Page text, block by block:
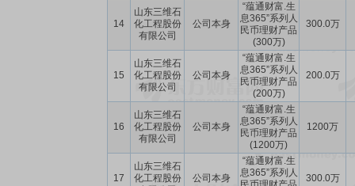
14
山东三维石
化工程股份
有限公司
公司本身
“蕴通财富.生
息365”系列人
民币理财产品
(300万)
300.0万
15
山东三维石
化工程股份
有限公司
公司本身
“蕴通财富.生
息365”系列人
民币理财产品
(200万)
200.0万
16
山东三维石
化工程股份
有限公司
公司本身
“蕴通财富.生
息365”系列人
民币理财产品
(1200万)
1200万
17
山东三维石
化工程股份
公司本身
“蕴通财富.生
息365”系列人
300.0万